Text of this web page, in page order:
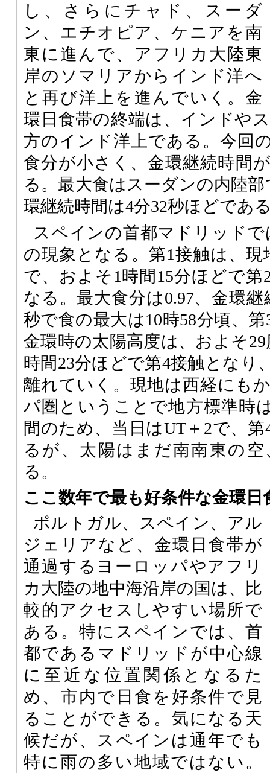
し、さらにチャド、スーダ
ン、エチオピア、ケニアを南
東に進んで、アフリカ大陸東
岸のソマリアからインド洋へ
と再び洋上を進んでいく。金
環日食帯の終端は、インドや
方のインド洋上である。今回
食分が小さく、金環継続時間
る。最大食はスーダンの内陸部
環継続時間は4分32秒ほどであ
スペインの首都マドリッドで
の現象となる。第1接触は、現
で、およそ1時間15分ほどで
なる。最大食分は0.97、金環
秒で食の最大は10時58分頃、
金環時の太陽高度は、およそ
時間23分ほどで第4接触となり
離れていく。現地は西経にも
パ圏ということで地方標準時
間のため、当日はUT＋2で、
るが、太陽はまだ南南東の
る。
ここ数年で最も好条件な金環日
ポルトガル、スペイン、アル
ジェリアなど、金環日食帯が
通過するヨーロッパやアフリ
カ大陸の地中海沿岸の国は、比
較的アクセスしやすい場所で
ある。特にスペインでは、首
都であるマドリッドが中心線
に至近な位置関係となるた
め、市内で日食を好条件で見
ることができる。気になる天
候だが、スペインは通年でも
特に雨の多い地域ではない。